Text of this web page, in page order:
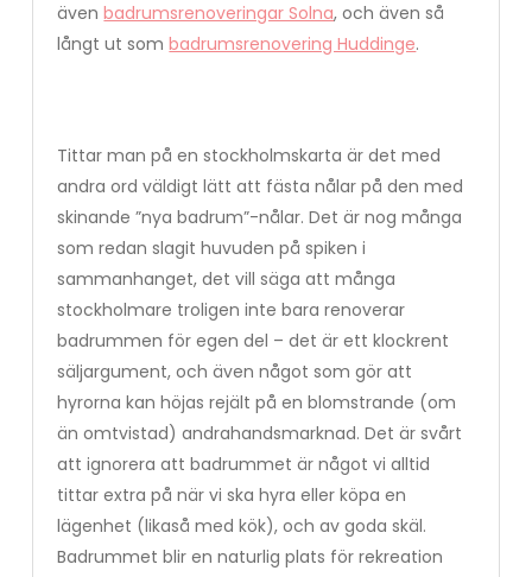
ävenbadrumsrenoveringar Solna, och även så
långt ut sombadrumsrenovering Huddinge.
Tittar man på en stockholmskarta är det med
andra ord väldigt lätt att fästa nålar på den med
skinande ”nya badrum”-nålar. Det är nog många
som redan slagit huvuden på spiken i
sammanhanget, det vill säga att många
stockholmare troligen inte bara renoverar
badrummen för egen del – det är ett klockrent
säljargument, och även något som gör att
hyrorna kan höjas rejält på en blomstrande (om
än omtvistad) andrahandsmarknad. Det är svårt
att ignorera att badrummet är något vi alltid
tittar extra på när vi ska hyra eller köpa en
lägenhet (likaså med kök), och av goda skäl.
Badrummet blir en naturlig plats för rekreation